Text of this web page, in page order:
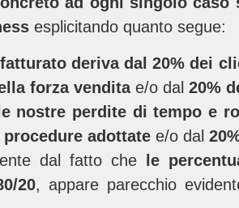
esplicitando quanto segue:
fatturato deriva dal 20% dei
forza venditae/o dal 20%
nostre perdite di tempo e
procedure adottate e/o dal
dal fatto che
le
20, appare parecchio